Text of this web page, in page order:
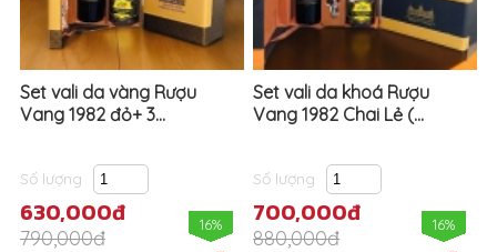
Set vali da vàng Rượu
Vang 1982 đỏ+ 3...
Số lượng
630,000đ
790,000đ
16%
Set vali da khoá Rượu
Vang 1982 Chai Lẻ (...
Số lượng
700,000đ
880,000đ
16%